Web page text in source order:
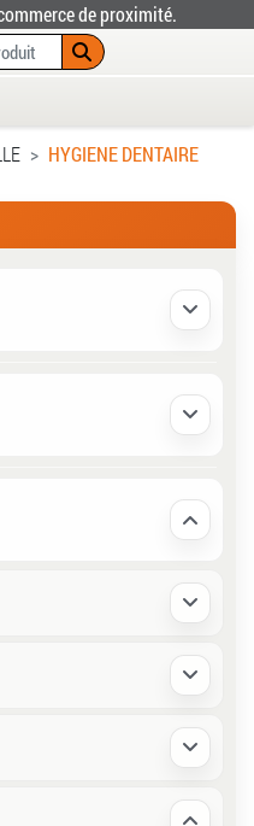
de proximité.
HYGIENE DENTAIRE
Déplier
Déplier
Déplier
Déplier
Déplier
Déplier